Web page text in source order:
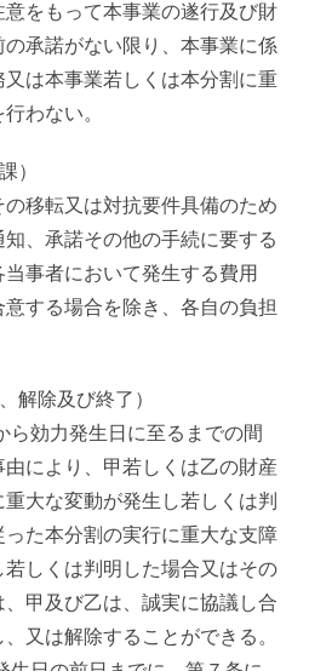
をもって本事業の遂行及び財
承諾がない限り、本事業に係
は本事業若しくは本分割に重
わない。
）
移転又は対抗要件具備のため
、承諾その他の手続に要する
事者において発生する費用
する場合を除き、各自の負担
解除及び終了）
効力発生日に至るまでの間
により、甲若しくは乙の財産
大な変動が発生し若しくは判
た本分割の実行に重大な支障
しくは判明した場合又はその
甲及び乙は、誠実に協議し合
又は解除することができる。